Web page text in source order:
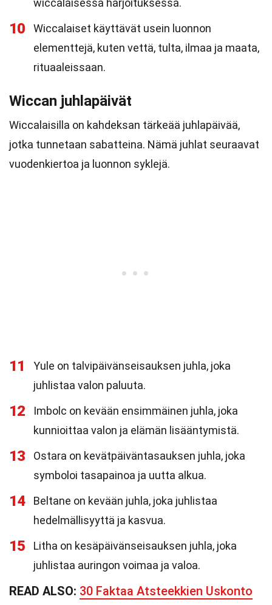
wiccalaisessa harjoituksessa.
10
Wiccalaiset käyttävät usein luonnon
elementtejä, kuten vettä, tulta, ilmaa ja maata,
rituaaleissaan.
Wiccan juhlapäivät
Wiccalaisilla on kahdeksan tärkeää juhlapäivää,
jotka tunnetaan sabatteina. Nämä juhlat seuraavat
vuodenkiertoa ja luonnon syklejä.
11
Yule on talvipäivänseisauksen juhla, joka
juhlistaa valon paluuta.
12
Imbolc on kevään ensimmäinen juhla, joka
kunnioittaa valon ja elämän lisääntymistä.
13
Ostara on kevätpäiväntasauksen juhla, joka
symboloi tasapainoa ja uutta alkua.
14
Beltane on kevään juhla, joka juhlistaa
hedelmällisyyttä ja kasvua.
15
Litha on kesäpäivänseisauksen juhla, joka
juhlistaa auringon voimaa ja valoa.
READ ALSO: 30 Faktaa Atsteekkien Uskonto